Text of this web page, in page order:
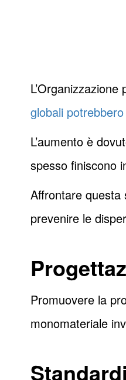
globali
L’aumento è
spesso finiscono
Affrontare questa
prevenire le
Promuovere la
monomateriale